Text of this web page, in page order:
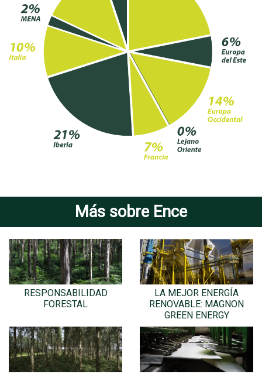
Más sobre Ence
RESPONSABILIDAD
FORESTAL
LA MEJOR ENERGÍA
RENOVABLE: MAGNON
GREEN ENERGY